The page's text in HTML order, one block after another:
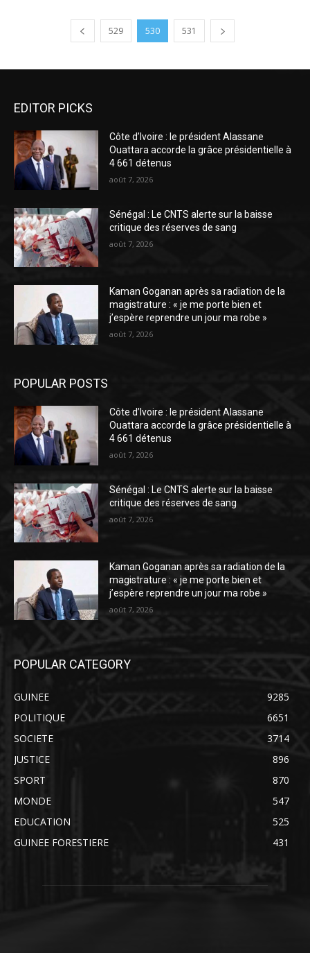
529 530 531
EDITOR PICKS
Côte d’Ivoire : le président Alassane
Ouattara accorde la grâce présidentielle à
4 661 détenus
août 7, 2026
Sénégal : Le CNTS alerte sur la baisse
critique des réserves de sang
août 7, 2026
Kaman Goganan après sa radiation de la
magistrature : « je me porte bien et
j’espère reprendre un jour ma robe »
août 7, 2026
POPULAR POSTS
Côte d’Ivoire : le président Alassane
Ouattara accorde la grâce présidentielle à
4 661 détenus
août 7, 2026
Sénégal : Le CNTS alerte sur la baisse
critique des réserves de sang
août 7, 2026
Kaman Goganan après sa radiation de la
magistrature : « je me porte bien et
j’espère reprendre un jour ma robe »
août 7, 2026
POPULAR CATEGORY
GUINEE
9285
POLITIQUE
6651
SOCIETE
3714
JUSTICE
896
SPORT
870
MONDE
547
EDUCATION
525
GUINEE FORESTIERE
431